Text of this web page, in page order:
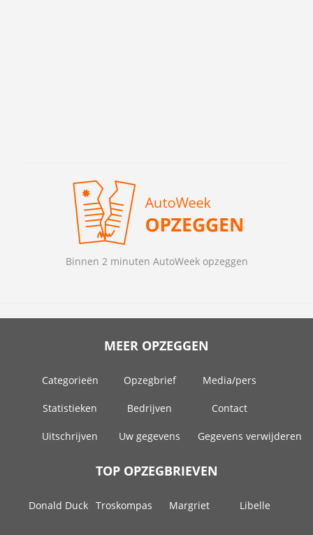
Binnen 2 minuten AutoWeek opzeggen
MEER OPZEGGEN
Categorieën Opzegbrief Media/pers
Statistieken Bedrijven Contact
Uitschrijven Uw gegevens Gegevens verwijderen
TOP OPZEGBRIEVEN
Donald Duck Troskompas Margriet Libelle